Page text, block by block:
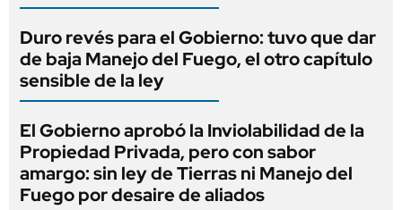
Duro revés para el Gobierno: tuvo que dar
de baja Manejo del Fuego, el otro capítulo
sensible de la ley
El Gobierno aprobó la Inviolabilidad de la
Propiedad Privada, pero con sabor
amargo: sin ley de Tierras ni Manejo del
Fuego por desaire de aliados